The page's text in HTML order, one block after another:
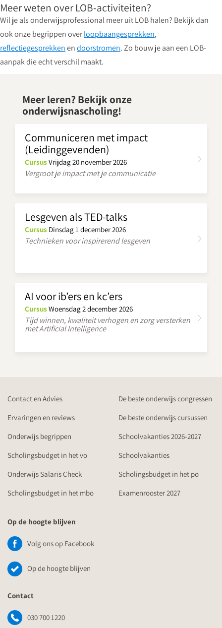
Meer weten over LOB-activiteiten?
Wil je als onderwijsprofessional meer uit LOB halen? Bekijk dan
ook onze begrippen overloopbaangesprekken,
reflectiegesprekkenendoorstromen. Zo bouw je aan een LOB-
aanpak die echt verschil maakt.
Meer leren? Bekijk onze
onderwijsnascholing!
Communiceren met impact
(Leidinggevenden)
CursusVrijdag 20 november 2026
Vergroot je impact met je communicatie
Lesgeven als TED-talks
Cursus Dinsdag 1 december 2026
Technieken voor inspirerend lesgeven
AI voor ib’ers en kc’ers
CursusWoensdag 2 december 2026
Tijd winnen, kwaliteit verhogen en zorg versterken
met Artificial Intelligence
Contact en Advies
De beste onderwijs congressen
Ervaringen en reviews
De beste onderwijs cursussen
Onderwijs begrippen
Schoolvakanties 2026-2027
Scholingsbudget in het vo
Schoolvakanties
Onderwijs Salaris Check
Scholingsbudget in het po
Scholingsbudget in het mbo
Examenrooster 2027
Op de hoogte blijven
Volg ons op Facebook
Op de hoogte blijven
Contact
030 700 1220